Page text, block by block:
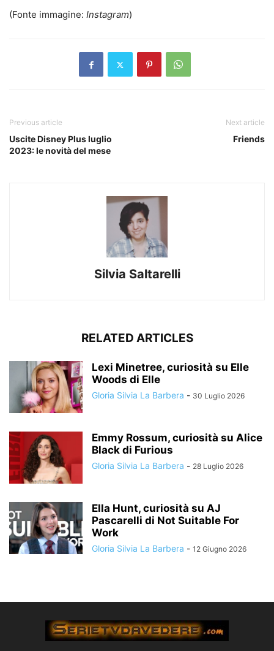
(Fonte immagine: Instagram)
Previous article
Uscite Disney Plus luglio
2023: le novità del mese
Next article
Friends
Silvia Saltarelli
RELATED ARTICLES
Lexi Minetree, curiosità su Elle
Woods di Elle
Gloria Silvia La Barbera - 30 Luglio 2026
Emmy Rossum, curiosità su Alice
Black di Furious
Gloria Silvia La Barbera - 28 Luglio 2026
Ella Hunt, curiosità su AJ
Pascarelli di Not Suitable For
Work
Gloria Silvia La Barbera - 12 Giugno 2026